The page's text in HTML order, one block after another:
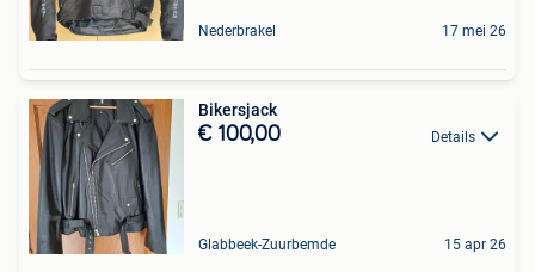
Nederbrakel 17 mei 26
Bikersjack
€ 100,00 Details
Glabbeek-Zuurbemde 15 apr 26